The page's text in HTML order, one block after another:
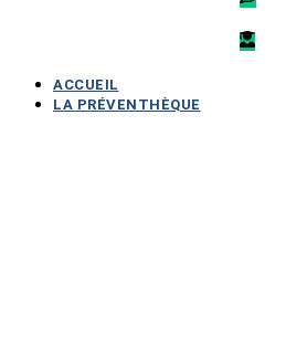
ACCUEIL
LA PRÉVENTHÈQUE